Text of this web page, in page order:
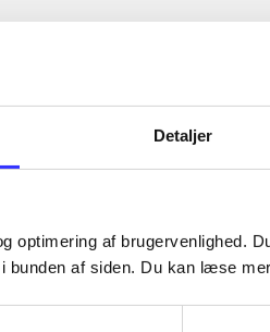
Detaljer
optimering af brugervenlighed.
bunden af siden. Du kan læse